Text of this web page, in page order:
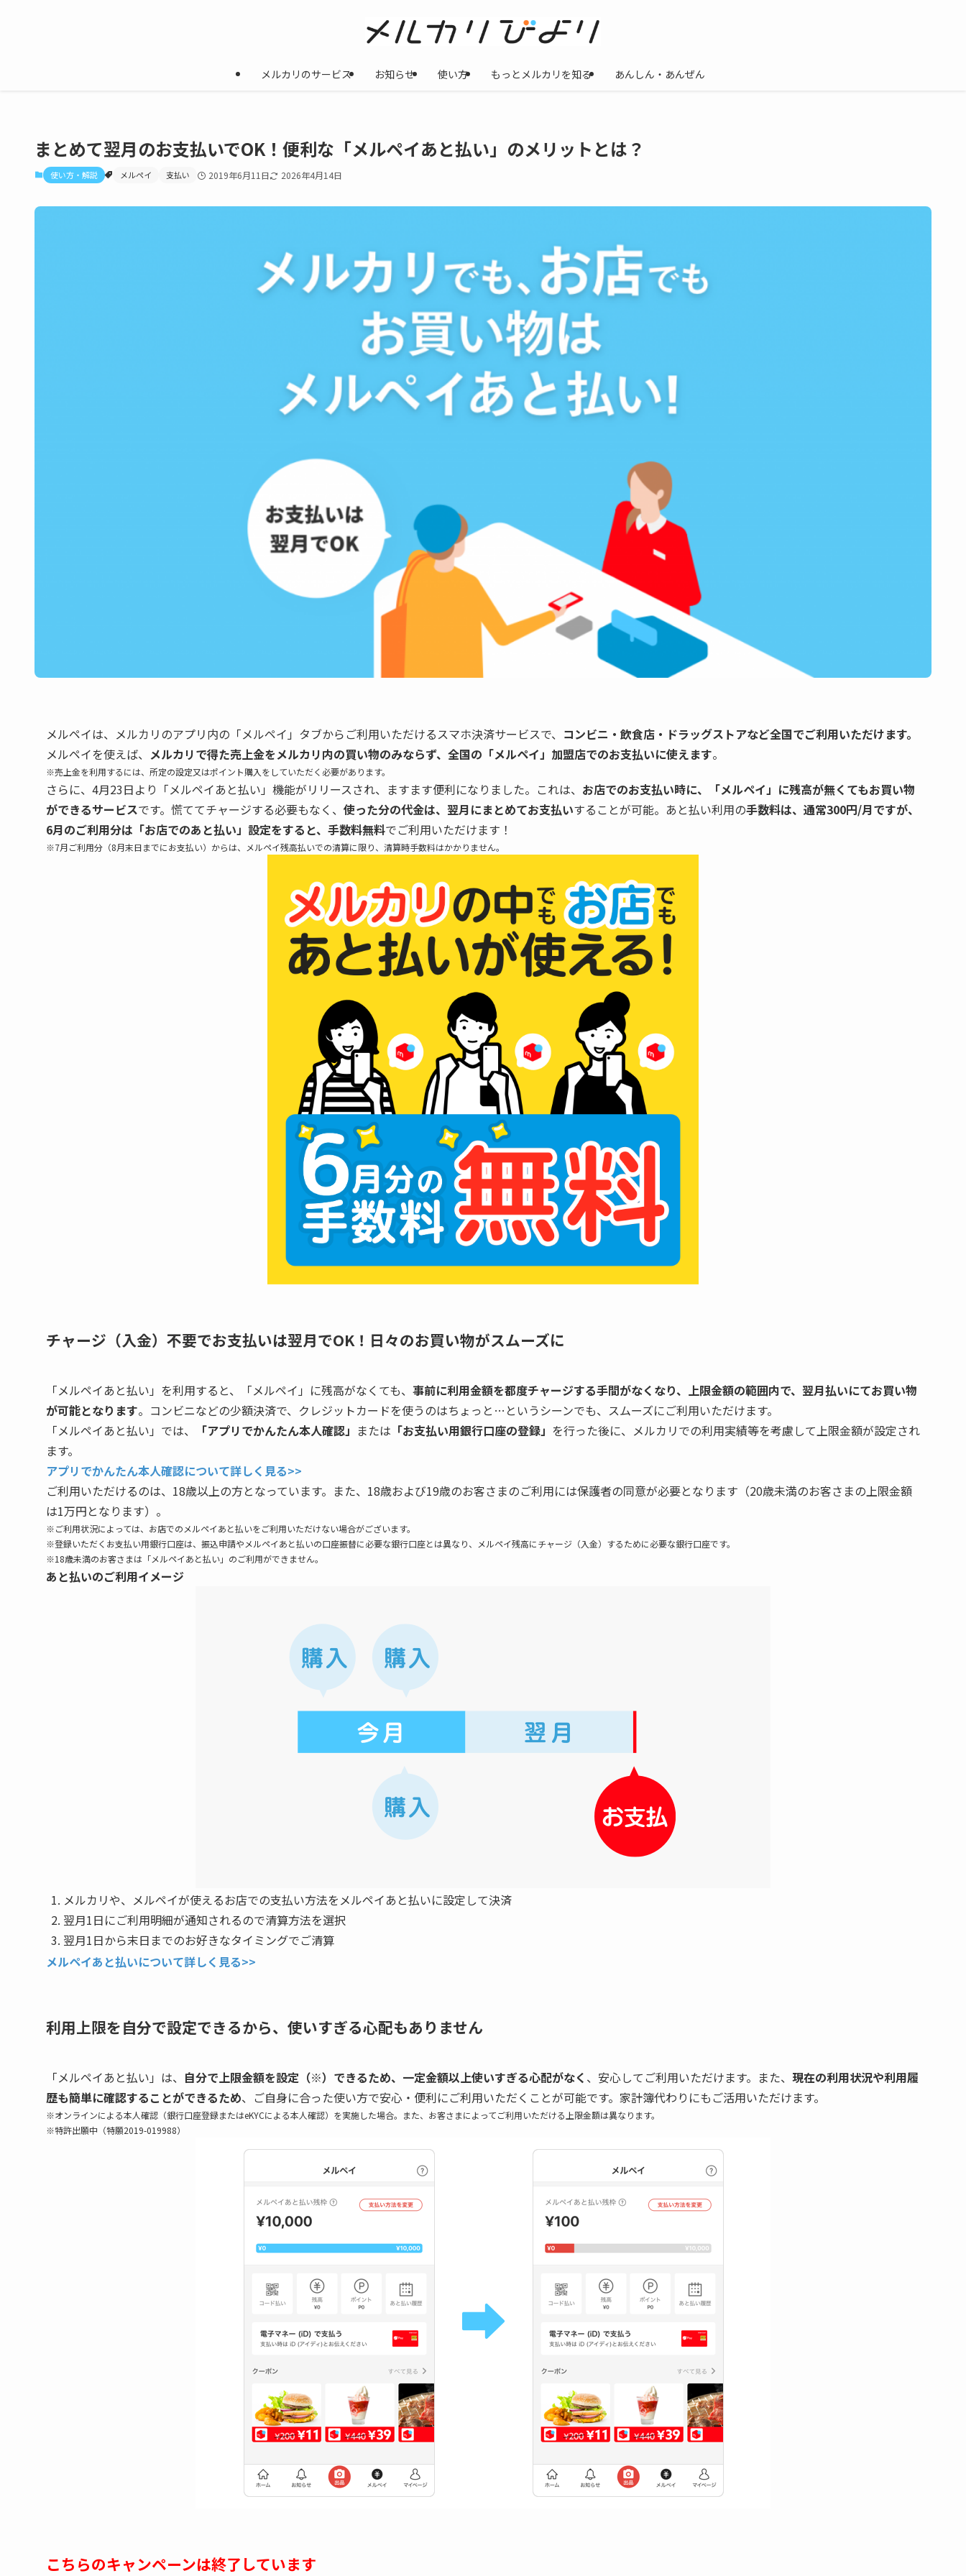
メルカリのサービス お知らせ 使い方 もっとメルカリを知る あんしん・あんぜん
まとめて翌月のお支払いでOK！便利な「メルペイあと払い」のメリットとは？
使い方・解説 メルペイ 支払い 2019年6月11日 2026年4月14日
メルペイは、メルカリのアプリ内の「メルペイ」タブからご利用いただけるスマホ決済サービスで、 コンビニ・飲食店・ドラッグストアなど全国でご利用いただけます。
メルペイを使えば、 メルカリで得た売上金をメルカリ内の買い物のみならず、全国の「メルペイ」加盟店でのお支払いに使えます。
※売上金を利用するには、所定の設定又はポイント購入をしていただく必要があります。
さらに、4月23日より「メルペイあと払い」機能がリリースされ、ますます便利になりました。これは、 お店でのお支払い時に、「メルペイ」に残高が無くてもお買い物
ができるサービスです。慌ててチャージする必要もなく、 使った分の代金は、翌月にまとめてお支払いすることが可能。あと払い利用の手数料は、通常300円/月ですが、
6月のご利用分は「お店でのあと払い」設定をすると、手数料無料でご利用いただけます！
※7月ご利用分（8月末日までにお支払い）からは、メルペイ残高払いでの清算に限り、清算時手数料はかかりません。
チャージ（入金）不要でお支払いは翌月でOK！日々のお買い物がスムーズに
「メルペイあと払い」を利用すると、「メルペイ」に残高がなくても、 事前に利用金額を都度チャージする手間がなくなり、上限金額の範囲内で、翌月払いにてお買い物
が可能となります。コンビニなどの少額決済で、クレジットカードを使うのはちょっと…というシーンでも、スムーズにご利用いただけます。
「メルペイあと払い」では、
「アプリでかんたん本人確認」 または 「お支払い用銀行口座の登録」 を行った後に、メルカリでの利用実績等を考慮して上限金額が設定され
ます。
アプリでかんたん本人確認について詳しく見る>>
ご利用いただけるのは、18歳以上の方となっています。また、18歳および19歳のお客さまのご利用には保護者の同意が必要となります（20歳未満のお客さまの上限金額
は1万円となります）。
※ご利用状況によっては、お店でのメルペイあと払いをご利用いただけない場合がございます。
※登録いただくお支払い用銀行口座は、振込申請やメルペイあと払いの口座振替に必要な銀行口座とは異なり、メルペイ残高にチャージ（入金）するために必要な銀行口座です。
※18歳未満のお客さまは「メルペイあと払い」のご利用ができません。
あと払いのご利用イメージ
メルカリや、メルペイが使えるお店での支払い方法をメルペイあと払いに設定して決済
翌月1日にご利用明細が通知されるので清算方法を選択
翌月1日から末日までのお好きなタイミングでご清算
メルペイあと払いについて詳しく見る>>
利用上限を自分で設定できるから、使いすぎる心配もありません
「メルペイあと払い」は、 自分で上限金額を設定（※）できるため、一定金額以上使いすぎる心配がなく 、安心してご利用いただけます。また、 現在の利用状況や利用履
歴も簡単に確認することができるため、ご自身に合った使い方で安心・便利にご利用いただくことが可能です。家計簿代わりにもご活用いただけます。
※オンラインによる本人確認（銀行口座登録またはeKYCによる本人確認）を実施した場合。また、お客さまによってご利用いただける上限金額は異なります。
※特許出願中（特願2019-019988）
こちらのキャンペーンは終了しています